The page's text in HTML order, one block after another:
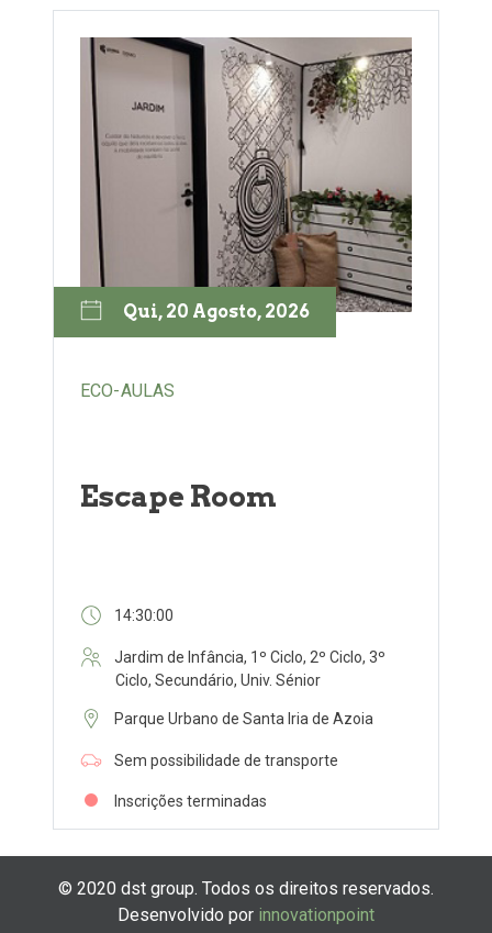
Qui, 20 Agosto, 2026
ECO-AULAS
Escape Room
14:30:00
Jardim de Infância, 1º Ciclo, 2º Ciclo, 3º
Ciclo, Secundário, Univ. Sénior
Parque Urbano de Santa Iria de Azoia
Sem possibilidade de transporte
Inscrições terminadas
© 2020 dst group. Todos os direitos reservados.
Desenvolvido por innovationpoint